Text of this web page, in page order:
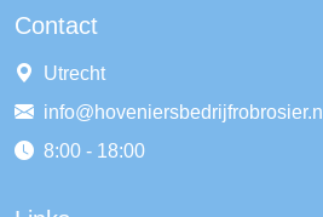
Contact
Utrecht
info@hoveniersbedrijfrobrosier.nl
8:00 - 18:00